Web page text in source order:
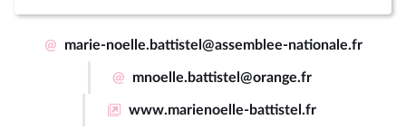
@ marie-noelle.battistel@assemblee-nationale.fr
@ mnoelle.battistel@orange.fr
www.marienoelle-battistel.fr